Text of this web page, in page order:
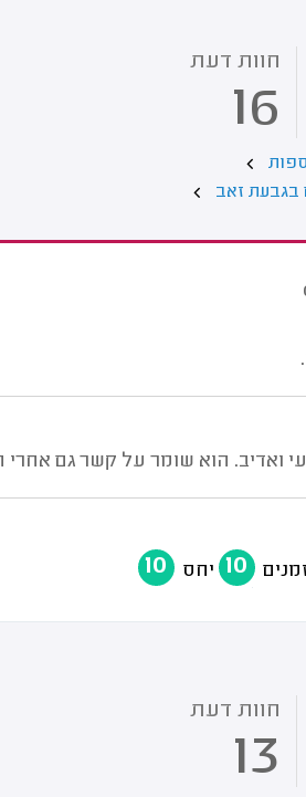
חוות דעת
16
בגבעת זאב
ואדיב. הוא שומר על קשר גם
זמנים 10 יחס 10
חוות דעת
13